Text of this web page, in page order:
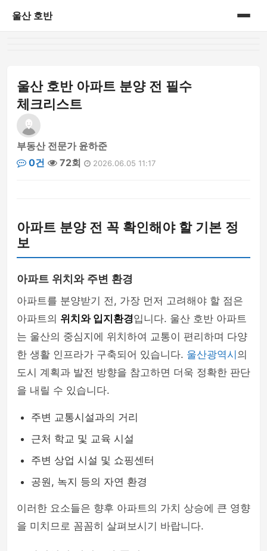
울산 호반
울산 호반 아파트 분양 전 필수
체크리스트
부동산 전문가 윤하준
0건
72회 2026.06.05 11:17
아파트 분양 전 꼭 확인해야 할 기본 정
보
아파트 위치와 주변 환경
아파트를 분양받기 전, 가장 먼저 고려해야 할 점은
아파트의 위치와 입지환경입니다. 울산 호반 아파트
는 울산의 중심지에 위치하여 교통이 편리하며 다양
한 생활 인프라가 구축되어 있습니다. 울산광역시 의
도시 계획과 발전 방향을 참고하면 더욱 정확한 판단
을 내릴 수 있습니다.
주변 교통시설과의 거리
근처 학교 및 교육 시설
주변 상업 시설 및 쇼핑센터
공원, 녹지 등의 자연 환경
이러한 요소들은 향후 아파트의 가치 상승에 큰 영향
을 미치므로 꼼꼼히 살펴보시기 바랍니다.